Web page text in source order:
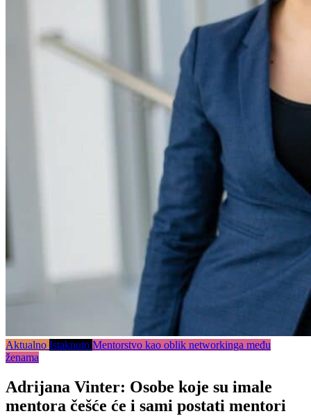
Aktualno Istaknuto Mentorstvo kao oblik networkinga među
ženama
Adrijana Vinter: Osobe koje su imale
mentora češće će i sami postati mentori